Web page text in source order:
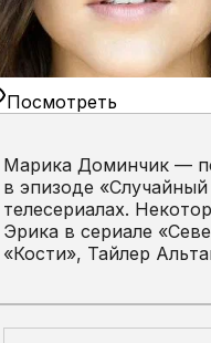
Посмотреть
Марика Доминчик —
в эпизоде
телесериалах.
Эрика в сериале
«Кости», Тайлер